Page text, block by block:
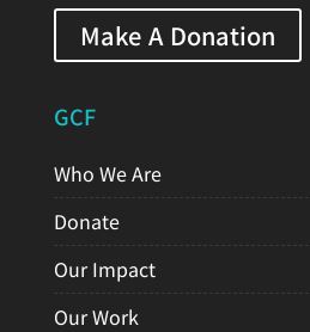
Make A Donation
GCF
Who We Are
Donate
Our Impact
Our Work